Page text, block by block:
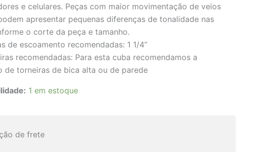
e celulares. Peças com maior movimentação de veios
apresentar pequenas diferenças de tonalidade nas
o corte da peça e tamanho.
de escoamento recomendadas: 1 1/4”
recomendadas: Para esta cuba recomendamos a
de torneiras de bica alta ou de parede
1 em estoque
de frete